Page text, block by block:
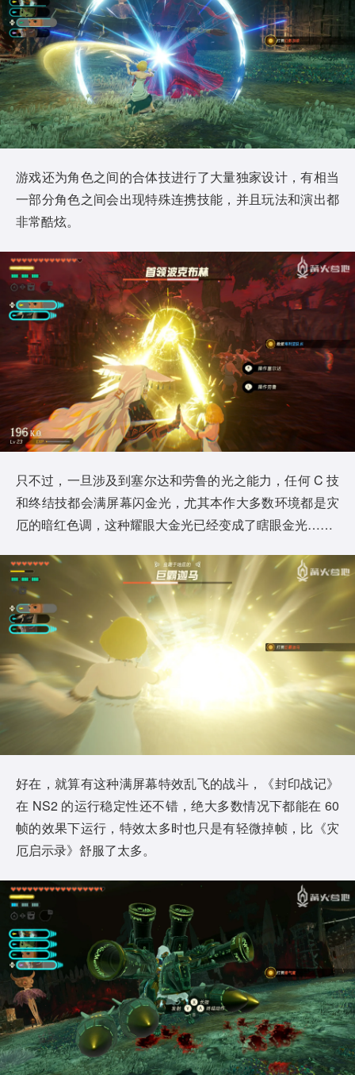
游戏还为角色之间的合体技进行了大量独家设计，有相当
一部分角色之间会出现特殊连携技能，并且玩法和演出都
非常酷炫。
只不过，一旦涉及到塞尔达和劳鲁的光之能力，任何 C 技
和终结技都会满屏幕闪金光，尤其本作大多数环境都是灾
厄的暗红色调，这种耀眼大金光已经变成了瞎眼金光……
好在，就算有这种满屏幕特效乱飞的战斗，《封印战记》
在 NS2 的运行稳定性还不错，绝大多数情况下都能在 60
帧的效果下运行，特效太多时也只是有轻微掉帧，比《灾
厄启示录》舒服了太多。